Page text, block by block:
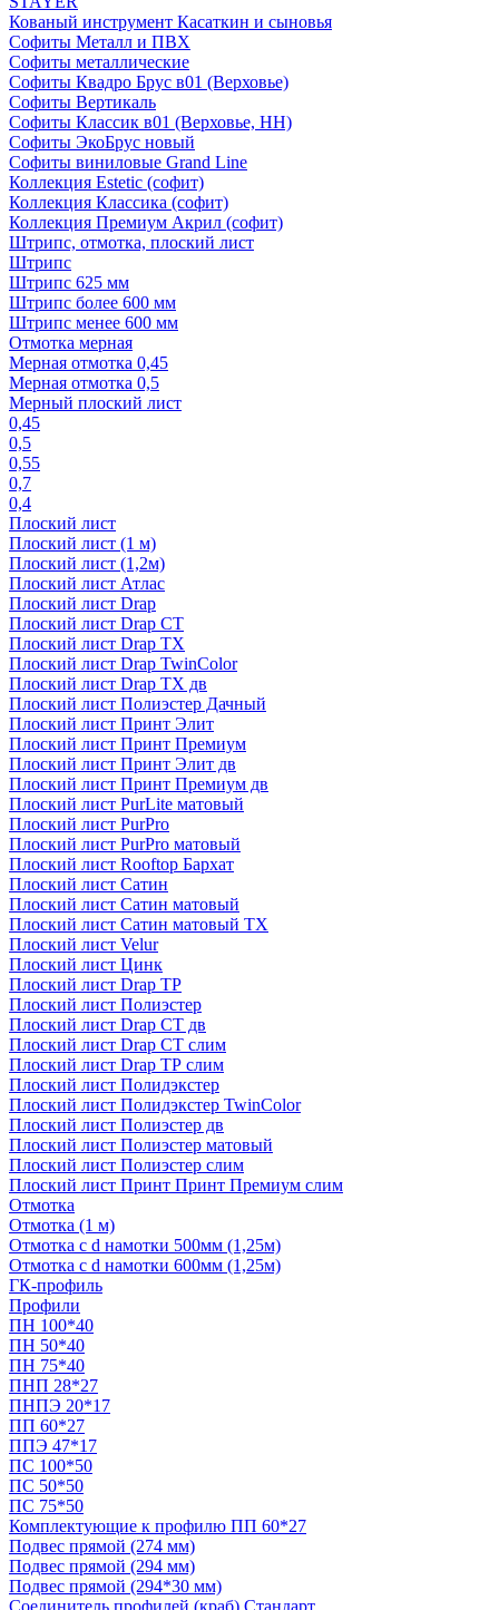
Кованый инструмент Касаткин и сыновья
Софиты Металл и ПВХ
Софиты металлические
Софиты Квадро Брус в01 (Верховье)
Софиты Вертикаль
Софиты Классик в01 (Верховье, НН)
Софиты ЭкоБрус новый
Софиты виниловые Grand Line
Коллекция Estetic (софит)
Коллекция Классика (софит)
Коллекция Премиум Акрил (софит)
Штрипс, отмотка, плоский лист
Штрипс
Штрипс 625 мм
Штрипс более 600 мм
Штрипс менее 600 мм
Отмотка мерная
Мерная отмотка 0,45
Мерная отмотка 0,5
Мерный плоский лист
0,45
0,5
0,55
0,7
0,4
Плоский лист
Плоский лист (1 м)
Плоский лист (1,2м)
Плоский лист Атлас
Плоский лист Drap
Плоский лист Drap СТ
Плоский лист Drap TX
Плоский лист Drap TwinColor
Плоский лист Drap ТХ дв
Плоский лист Полиэстер Дачный
Плоский лист Принт Элит
Плоский лист Принт Премиум
Плоский лист Принт Элит дв
Плоский лист Принт Премиум дв
Плоский лист PurLite матовый
Плоский лист PurPro
Плоский лист PurPro матовый
Плоский лист Rooftop Бархат
Плоский лист Сатин
Плоский лист Сатин матовый
Плоский лист Сатин матовый TX
Плоский лист Velur
Плоский лист Цинк
Плоский лист Drap ТР
Плоский лист Полиэстер
Плоский лист Drap СТ дв
Плоский лист Drap СТ слим
Плоский лист Drap ТР слим
Плоский лист Полидэкстер
Плоский лист Полидэкстер TwinColor
Плоский лист Полиэстер дв
Плоский лист Полиэстер матовый
Плоский лист Полиэстер слим
Плоский лист Принт Принт Премиум слим
Отмотка
Отмотка (1 м)
Отмотка с d намотки 500мм (1,25м)
Отмотка с d намотки 600мм (1,25м)
ГК-профиль
Профили
ПН 100*40
ПН 50*40
ПН 75*40
ПНП 28*27
ПНПЭ 20*17
ПП 60*27
ППЭ 47*17
ПС 100*50
ПС 50*50
ПС 75*50
Комплектующие к профилю ПП 60*27
Подвес прямой (274 мм)
Подвес прямой (294 мм)
Подвес прямой (294*30 мм)
Соединитель профилей (краб) Стандарт